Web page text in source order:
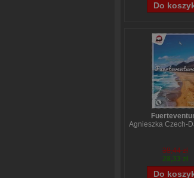
Agnieszka Czech-
38,44 zł
28,33 zł